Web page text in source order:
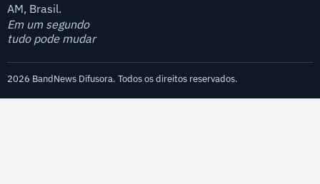
AM, Brasil.
Em um segundo
tudo pode mudar
2026 BandNews Difusora. Todos os direitos reservados.